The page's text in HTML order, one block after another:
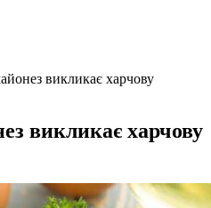
викликає харчову
викликає харчову